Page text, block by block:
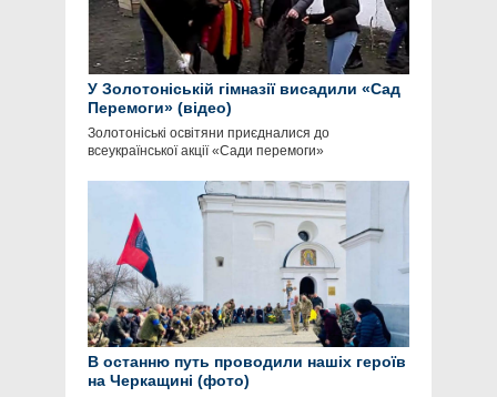
У Золотоніській гімназії висадили «Сад
Перемоги» (відео)
Золотоніські освітяни приєдналися до
всеукраїнської акції «Сади перемоги»
В останню путь проводили нашіх героїв
на Черкащині (фото)